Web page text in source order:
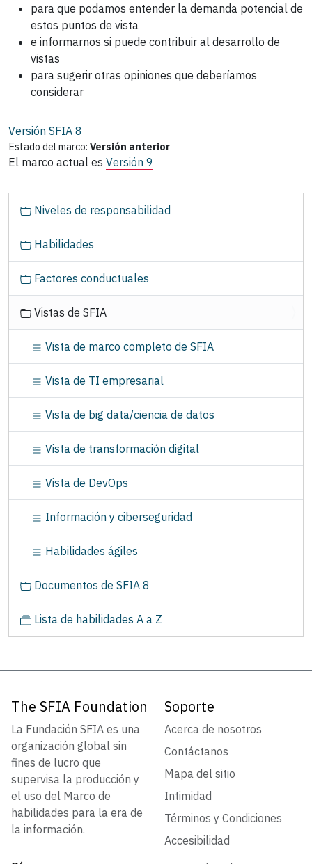
para que podamos entender la demanda potencial de
estos puntos de vista
e informarnos si puede contribuir al desarrollo de
vistas
para sugerir otras opiniones que deberíamos
considerar
Versión SFIA 8
Estado del marco: Versión anterior
El marco actual es Versión 9
ó
Niveles de responsabilidad
Habilidades
Factores conductuales
Vistas de SFIA
Vista de marco completo de SFIA
Vista de TI empresarial
Vista de big data/ciencia de datos
Vista de transformación digital
Vista de DevOps
Información y ciberseguridad
Habilidades ágiles
Documentos de SFIA 8
Lista de habilidades A a Z
The SFIA Foundation
La Fundación SFIA es una
organización global sin
fines de lucro que
supervisa la producción y
el uso del Marco de
habilidades para la era de
la información.
Soporte
Acerca de nosotros
Contáctanos
Mapa del sitio
Intimidad
Términos y Condiciones
Accesibilidad